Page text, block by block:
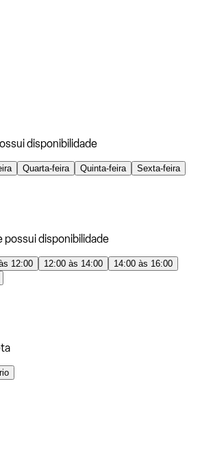
disponibilidade
Quarta-feira Quinta-feira
Sexta-feira
possui disponibilidade
12:00 12:00 às 14:00
14:00 às 16:00